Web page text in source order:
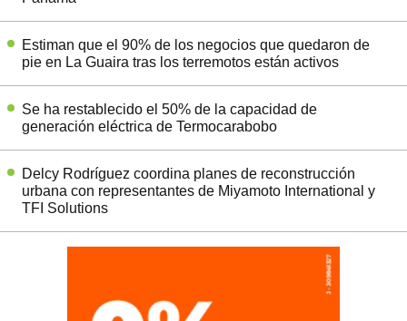
Estiman que el 90% de los negocios que quedaron de
pie en La Guaira tras los terremotos están activos
Se ha restablecido el 50% de la capacidad de
generación eléctrica de Termocarabobo
Delcy Rodríguez coordina planes de reconstrucción
urbana con representantes de Miyamoto International y
TFI Solutions